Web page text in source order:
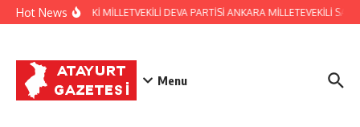
İçeriğe atla
Hot NewsHATAY ESKİ MİLLETVEKİLİ DEVA PARTİSİ ANKARA MİLLETEVEKİLİ
Menu